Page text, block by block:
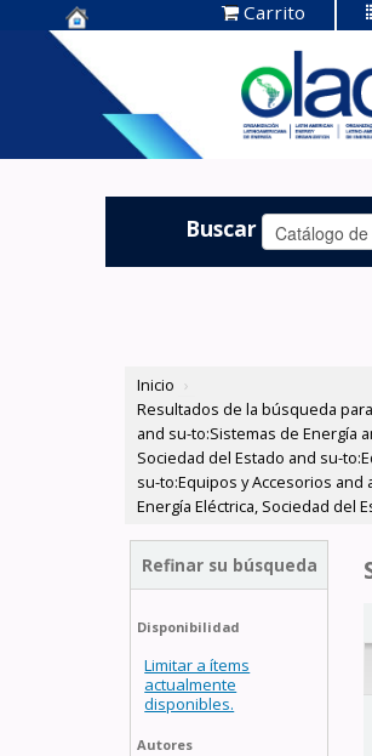
Centro de
Documentación
OLADE -
Carrito
Buscar
Inicio ›
Resultados de la búsqueda
and su-to:Sistemas de Energía
Sociedad del Estado and su-
su-to:Equipos y Accesorios and
Energía Eléctrica, Sociedad del
Refinar su búsqueda
Disponibilidad
Limitar a ítems
actualmente
disponibles.
Autores